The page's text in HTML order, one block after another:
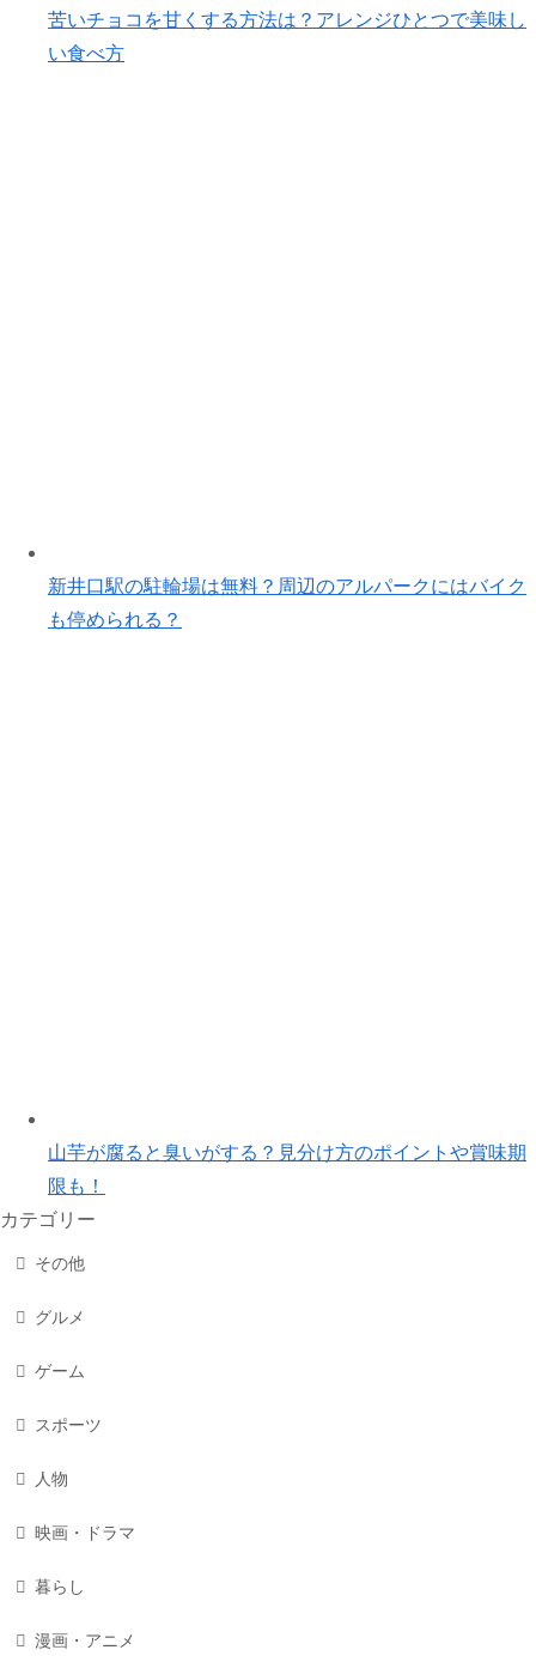
苦いチョコを甘くする方法は？アレンジひとつで美味し
い食べ方
新井口駅の駐輪場は無料？周辺のアルパークにはバイク
も停められる？
山芋が腐ると臭いがする？見分け方のポイントや賞味期
限も！
カテゴリー
その他
グルメ
ゲーム
スポーツ
人物
映画・ドラマ
暮らし
漫画・アニメ